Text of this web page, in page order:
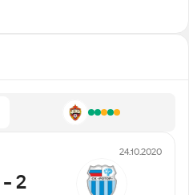
24.10.2020
-2